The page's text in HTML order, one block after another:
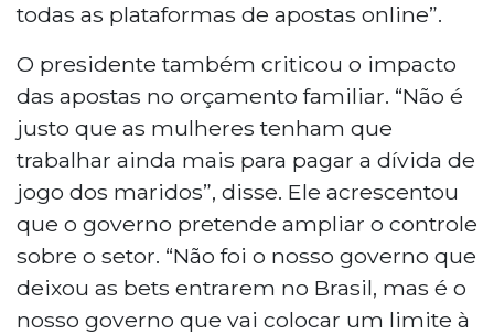
todas as plataformas de apostas online”.
O presidente também criticou o impacto
das apostas no orçamento familiar. “Não é
justo que as mulheres tenham que
trabalhar ainda mais para pagar a dívida de
jogo dos maridos”, disse. Ele acrescentou
que o governo pretende ampliar o controle
sobre o setor. “Não foi o nosso governo que
deixou as bets entrarem no Brasil, mas é o
nosso governo que vai colocar um limite à